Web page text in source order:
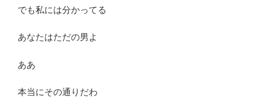
でも私には分かってる
あなたはただの男よ
ああ
本当にその通りだわ